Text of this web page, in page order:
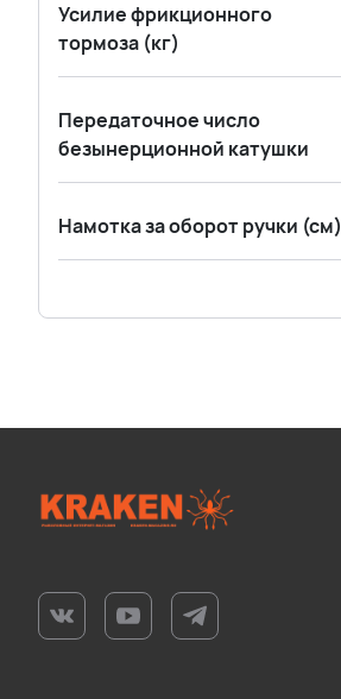
Усилие фрикционного
тормоза (кг)
Передаточное число
безынерционной катушки
Намотка за оборот ручки (см)